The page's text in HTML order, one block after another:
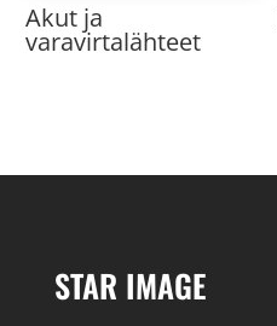
Akut ja
varavirtalähteet
STAR IMAGE